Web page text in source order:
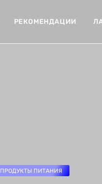
РЕКОМЕНДАЦИИ
ПРОДУКТЫ ПИТАНИЯ